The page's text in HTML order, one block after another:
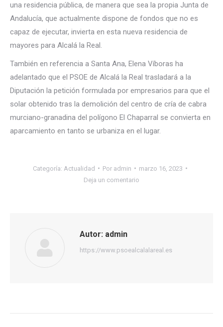
una residencia pública, de manera que sea la propia Junta de
Andalucía, que actualmente dispone de fondos que no es
capaz de ejecutar, invierta en esta nueva residencia de
mayores para Alcalá la Real.
También en referencia a Santa Ana, Elena Víboras ha
adelantado que el PSOE de Alcalá la Real trasladará a la
Diputación la petición formulada por empresarios para que el
solar obtenido tras la demolición del centro de cría de cabra
murciano-granadina del polígono El Chaparral se convierta en
aparcamiento en tanto se urbaniza en el lugar.
Categoría: Actualidad Por admin
marzo 16, 2023
Deja un comentario
Autor: admin
https://www.psoealcalalareal.es